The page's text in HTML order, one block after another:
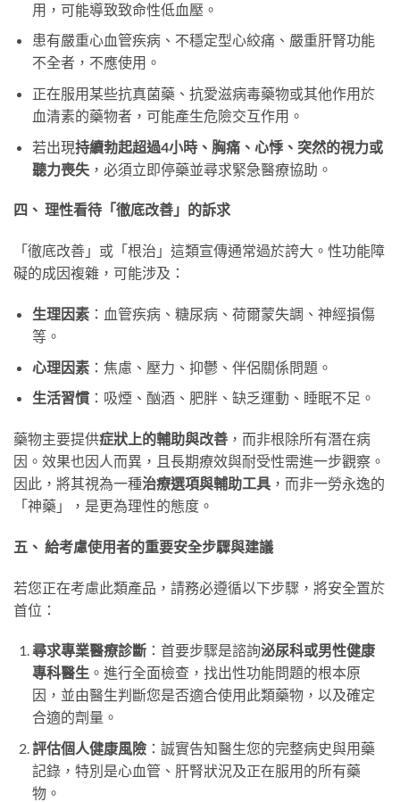
用，可能導致致命性低血壓。
患有嚴重心血管疾病、不穩定型心絞痛、嚴重肝腎功能
不全者，不應使用。
正在服用某些抗真菌藥、抗愛滋病毒藥物或其他作用於
血清素的藥物者，可能產生危險交互作用。
若出現持續勃起超過4小時、胸痛、心悸、突然的視力或
聽力喪失，必須立即停藥並尋求緊急醫療協助。
四、 理性看待「徹底改善」的訴求
「徹底改善」或「根治」這類宣傳通常過於誇大。性功能障
礙的成因複雜，可能涉及：
生理因素：血管疾病、糖尿病、荷爾蒙失調、神經損傷
等。
心理因素：焦慮、壓力、抑鬱、伴侶關係問題。
生活習慣：吸煙、酗酒、肥胖、缺乏運動、睡眠不足。
藥物主要提供症狀上的輔助與改善 ，而非根除所有潛在病
因。效果也因人而異，且長期療效與耐受性需進一步觀察。
因此，將其視為一種治療選項與輔助工具 ，而非一勞永逸的
「神藥」，是更為理性的態度。
五、 給考慮使用者的重要安全步驟與建議
若您正在考慮此類產品，請務必遵循以下步驟，將安全置於
首位：
尋求專業醫療診斷：首要步驟是諮詢泌尿科或男性健康
專科醫生 。進行全面檢查，找出性功能問題的根本原
因，並由醫生判斷您是否適合使用此類藥物，以及確定
合適的劑量。
評估個人健康風險：誠實告知醫生您的完整病史與用藥
記錄，特別是心血管、肝腎狀況及正在服用的所有藥
物。